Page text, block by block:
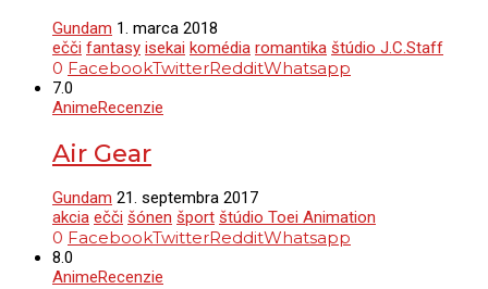
Gundam 1. marca 2018
ečči fantasy isekai komédia romantika štúdio J.C.Staff
0 FacebookTwitterRedditWhatsapp
7.0
AnimeRecenzie
Air Gear
Gundam 21. septembra 2017
akcia ečči šónen šport štúdio Toei Animation
0 FacebookTwitterRedditWhatsapp
8.0
AnimeRecenzie